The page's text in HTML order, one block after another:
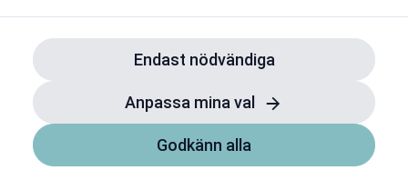
Endast nödvändiga
Anpassa mina val
Godkänn alla